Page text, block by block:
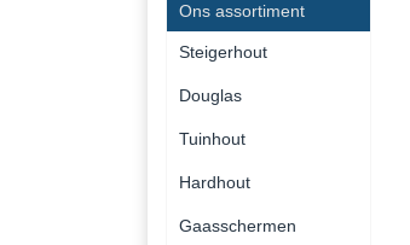
Ons assortiment
Steigerhout
Douglas
Tuinhout
Hardhout
Gaasschermen